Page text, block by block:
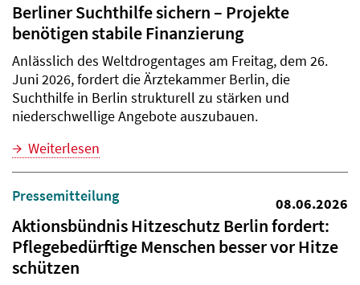
Berliner Suchthilfe sichern – Projekte
benötigen stabile Finanzierung
Anlässlich des Weltdrogentages am Freitag, dem 26.
Juni 2026, fordert die Ärztekammer Berlin, die
Suchthilfe in Berlin strukturell zu stärken und
niederschwellige Angebote auszubauen.
Weiterlesen
Pressemitteilung 08.06.2026
Aktionsbündnis Hitzeschutz Berlin fordert:
Pflegebedürftige Menschen besser vor Hitze
schützen